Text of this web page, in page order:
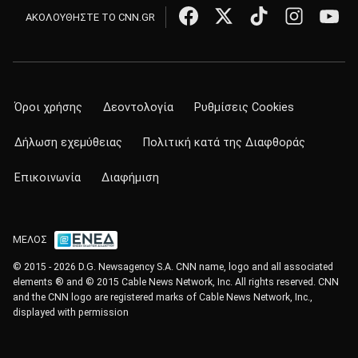
ΑΚΟΛΟΥΘΗΣΤΕ ΤΟ CNN.GR
Όροι χρήσης Δεοντολογία Ρυθμίσεις Cookies
Δήλωση εχεμύθειας Πολιτική κατά της Διαφθοράς
Επικοινωνία Διαφήμιση
ΜΕΛΟΣ
© 2015 - 2026 D.G. Newsagency S.A. CNN name, logo and all associated
elements ® and © 2015 Cable News Network, Inc. All rights reserved. CNN
and the CNN logo are registered marks of Cable News Network, Inc.,
displayed with permission